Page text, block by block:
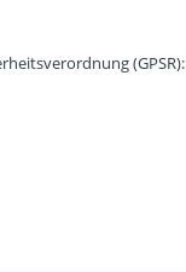
(GPSR):